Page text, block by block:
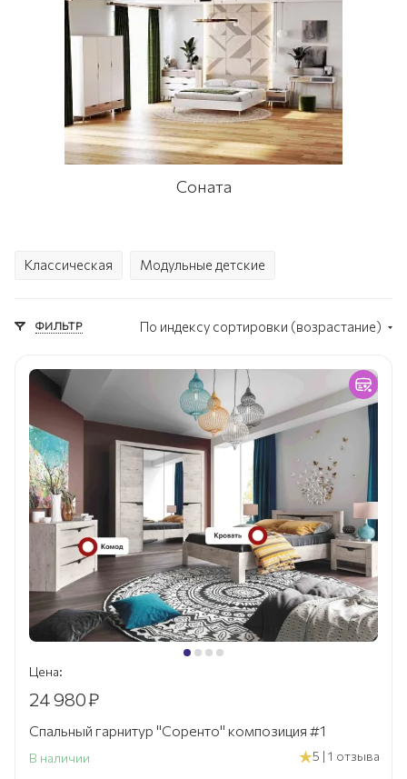
Соната
Классическая Модульные детские
ФИЛЬТР По индексу сортировки (возрастание)
Цена:
24 980₽
Спальный гарнитур "Соренто" композиция #1
В наличии 5 | 1 отзыва